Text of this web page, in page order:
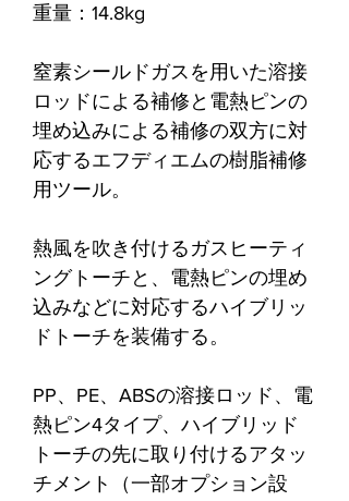
重量：14.8kg
窒素シールドガスを用いた溶接
ロッドによる補修と電熱ピンの
埋め込みによる補修の双方に対
応するエフディエムの樹脂補修
用ツール。
熱風を吹き付けるガスヒーティ
ングトーチと、電熱ピンの埋め
込みなどに対応するハイブリッ
ドトーチを装備する。
PP、PE、ABSの溶接ロッド、電
熱ピン4タイプ、ハイブリッド
トーチの先に取り付けるアタッ
チメント（一部オプション設